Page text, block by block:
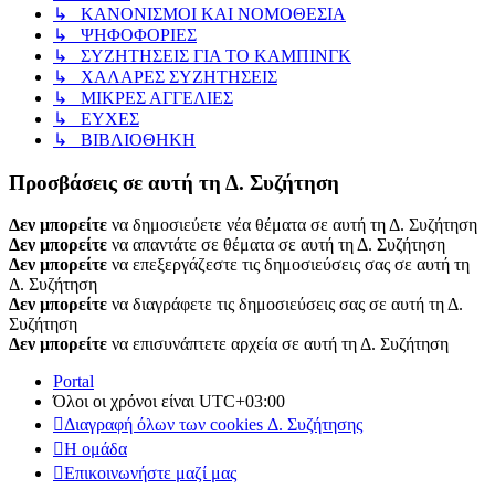
↳ ΚΑΝΟΝΙΣΜΟΙ ΚΑΙ ΝΟΜΟΘΕΣΙΑ
↳ ΨΗΦΟΦΟΡΙΕΣ
↳ ΣΥΖΗΤΗΣΕΙΣ ΓΙΑ ΤΟ ΚΑΜΠΙΝΓΚ
↳ ΧΑΛΑΡΕΣ ΣΥΖΗΤΗΣΕΙΣ
↳ ΜΙΚΡΕΣ ΑΓΓΕΛΙΕΣ
↳ ΕΥΧΕΣ
↳ ΒΙΒΛΙΟΘΗΚΗ
Προσβάσεις σε αυτή τη Δ. Συζήτηση
Δεν μπορείτε να δημοσιεύετε νέα θέματα σε αυτή τη Δ. Συζήτηση
Δεν μπορείτε να απαντάτε σε θέματα σε αυτή τη Δ. Συζήτηση
Δεν μπορείτε να επεξεργάζεστε τις δημοσιεύσεις σας σε αυτή τη
Δ. Συζήτηση
Δεν μπορείτε να διαγράφετε τις δημοσιεύσεις σας σε αυτή τη Δ.
Συζήτηση
Δεν μπορείτε να επισυνάπτετε αρχεία σε αυτή τη Δ. Συζήτηση
Portal
Όλοι οι χρόνοι είναι UTC+03:00
Διαγραφή όλων των cookies Δ. Συζήτησης
Η ομάδα
Επικοινωνήστε μαζί μας